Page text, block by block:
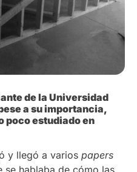
de la Universidad
a su importancia,
poco estudiado en
y llegó a varios papers